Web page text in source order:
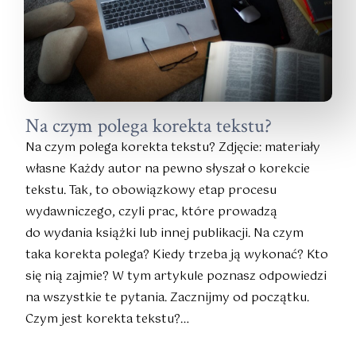
Na czym polega korekta tekstu?
Na czym polega korekta tekstu? Zdjęcie: materiały
własne Każdy autor na pewno słyszał o korekcie
tekstu. Tak, to obowiązkowy etap procesu
wydawniczego, czyli prac, które prowadzą
do wydania książki lub innej publikacji. Na czym
taka korekta polega? Kiedy trzeba ją wykonać? Kto
się nią zajmie? W tym artykule poznasz odpowiedzi
na wszystkie te pytania. Zacznijmy od początku.
Czym jest korekta tekstu?…